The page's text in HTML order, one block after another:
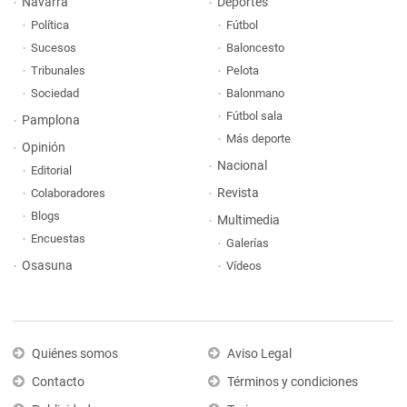
Política
Sucesos
Tribunales
Sociedad
Pamplona
Opinión
Editorial
Colaboradores
Blogs
Encuestas
Osasuna
Fútbol
Baloncesto
Pelota
Balonmano
Fútbol sala
Más deporte
Nacional
Revista
Multimedia
Galerías
Vídeos
Quiénes somos
Contacto
Aviso Legal
Términos y condiciones